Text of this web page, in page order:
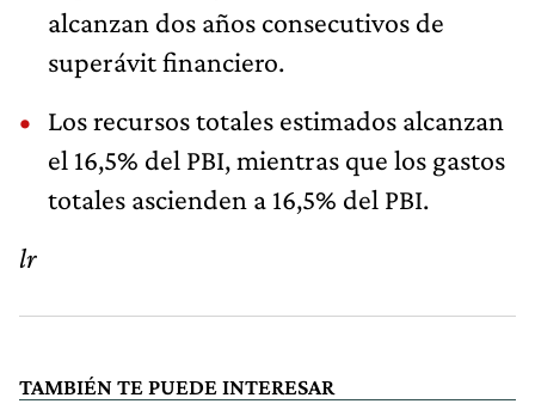
alcanzan dos años consecutivos de
superávit financiero.
Los recursos totales estimados alcanzan
el 16,5% del PBI, mientras que los gastos
totales ascienden a 16,5% del PBI.
lr
TAMBIÉN TE PUEDE INTERESAR